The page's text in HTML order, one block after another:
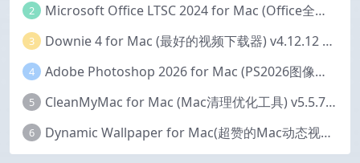
2 Microsoft Office LTSC 2024 for Mac (Office全家桶) v16.111.2 中文激活版
3 Downie 4 for Mac (最好的视频下载器) v4.12.12 激活版
4 Adobe Photoshop 2026 for Mac (PS2026图像编辑处理软件) v27.6.0 中文版
5 CleanMyMac for Mac (Mac清理优化工具) v5.5.7 激活版
6 Dynamic Wallpaper for Mac(超赞的Mac动态视频壁纸) v25.4 激活版